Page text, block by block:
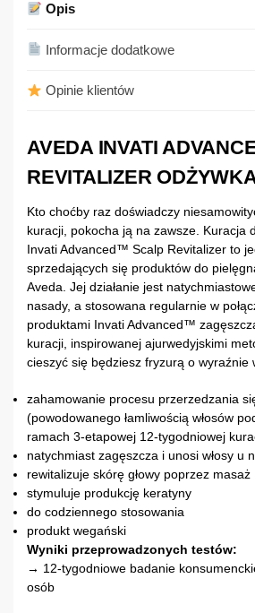
Opis
Informacje dodatkowe
Opinie klientów
AVEDA INVATI
REVITALIZER
Kto choćby raz doświadczy
kuracji, pokocha ją na zawsze. Kuracja
Invati Advanced™ Scalp Revitalizer to
sprzedających się produktów do
Aveda. Jej działanie jest
nasady, a stosowana regularnie w
produktami Invati Advanced™
kuracji, inspirowanej ajurwedyjskimi
cieszyć się będziesz fryzurą o wyraźnie
zahamowanie procesu przerzedzania
(powodowanego łamliwością włosów
ramach 3-etapowej 12-tygodniowej
natychmiast zagęszcza i unosi włosy u
rewitalizuje skórę głowy poprzez masaż
stymuluje produkcję keratyny
do codziennego stosowania
produkt wegański
Wyniki przeprowadzonych testów:
→ 12-tygodniowe badanie
osób